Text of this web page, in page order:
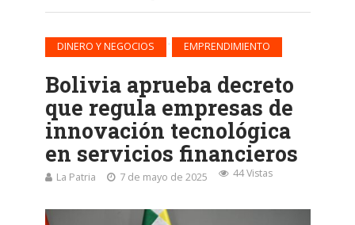
DINERO Y NEGOCIOS EMPRENDIMIENTO
Bolivia aprueba decreto
que regula empresas de
innovación tecnológica
en servicios financieros
La Patria 7 de mayo de 2025 44 Vistas